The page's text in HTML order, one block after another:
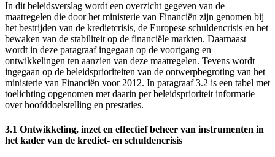
In dit beleidsverslag wordt een overzicht gegeven van de
maatregelen die door het ministerie van Financiën zijn genomen bij
het bestrijden van de kredietcrisis, de Europese schuldencrisis en het
bewaken van de stabiliteit op de financiële markten. Daarnaast
wordt in deze paragraaf ingegaan op de voortgang en
ontwikkelingen ten aanzien van deze maatregelen. Tevens wordt
ingegaan op de beleidsprioriteiten van de ontwerpbegroting van het
ministerie van Financiën voor 2012. In paragraaf 3.2 is een tabel met
toelichting opgenomen met daarin per beleidsprioriteit informatie
over hoofddoelstelling en prestaties.
3.1 Ontwikkeling, inzet en effectief beheer van instrumenten in
het kader van de krediet- en schuldencrisis